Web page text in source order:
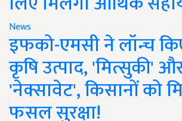
News
इफको-एमसी ने लॉन्च
कृषि उत्पाद, 'मित्सुकी'
'नेक्सावेट', किसानों को
फसल सुरक्षा!